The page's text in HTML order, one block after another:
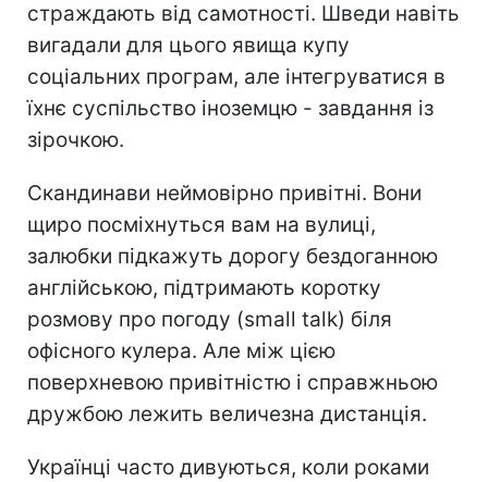
страждають від самотності. Шведи навіть
вигадали для цього явища купу
соціальних програм, але інтегруватися в
їхнє суспільство іноземцю - завдання із
зірочкою.
Скандинави неймовірно привітні. Вони
щиро посміхнуться вам на вулиці,
залюбки підкажуть дорогу бездоганною
англійською, підтримають коротку
розмову про погоду (small talk) біля
офісного кулера. Але між цією
поверхневою привітністю і справжньою
дружбою лежить величезна дистанція.
Українці часто дивуються, коли роками